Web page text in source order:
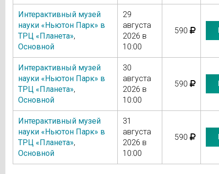
Интерактивный музей
науки «Ньютон Парк» в
ТРЦ «Планета»,
Основной
29
августа
2026 в
10:00
590
Интерактивный музей
науки «Ньютон Парк» в
ТРЦ «Планета»,
Основной
30
августа
2026 в
10:00
590
Интерактивный музей
науки «Ньютон Парк» в
ТРЦ «Планета»,
Основной
31
августа
2026 в
10:00
590